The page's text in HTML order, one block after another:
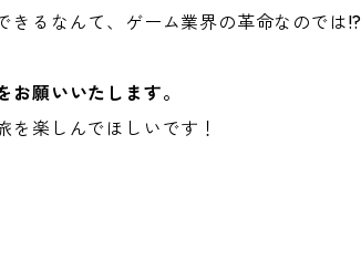
きるなんて、ゲーム業界の革命なのでは!?
願いいたします。
を楽しんでほしいです！